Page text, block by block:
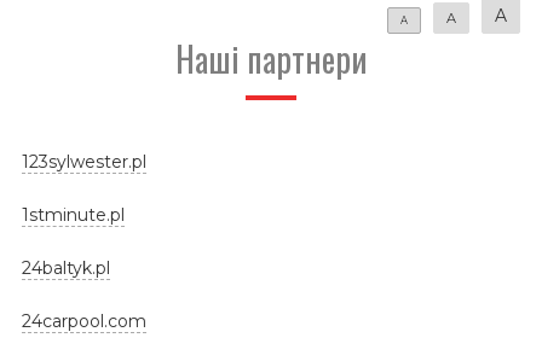
A A A
Наші партнери
123sylwester.pl
1stminute.pl
24baltyk.pl
24carpool.com